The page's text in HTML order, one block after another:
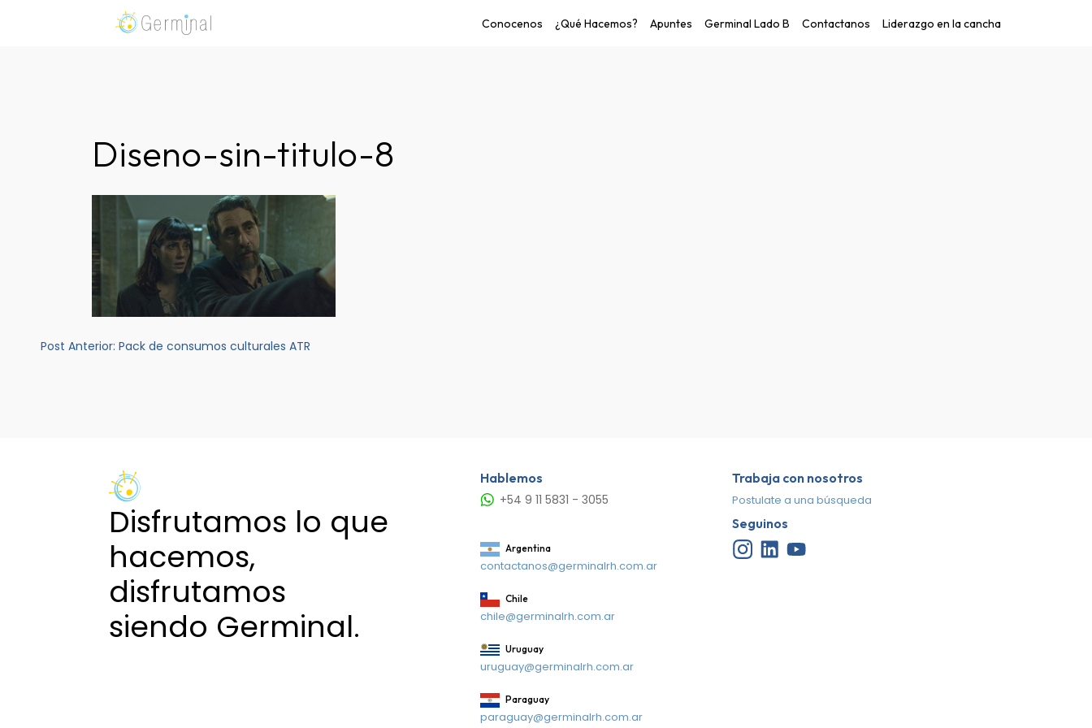
Conocenos ¿Qué Hacemos? Apuntes Germinal Lado B Contactanos Liderazgo en la cancha
Diseno-sin-titulo-8
Navegación
Post Anterior: Pack de consumos culturales ATR
Disfrutamos lo que
hacemos,
disfrutamos
siendo Germinal.
Hablemos
+54 9 11 5831 - 3055
Argentina
contactanos@germinalrh.com.ar
Chile
chile@germinalrh.com.ar
Uruguay
uruguay@germinalrh.com.ar
Paraguay
paraguay@germinalrh.com.ar
Trabaja con nosotros
Postulate a una búsqueda
Seguinos